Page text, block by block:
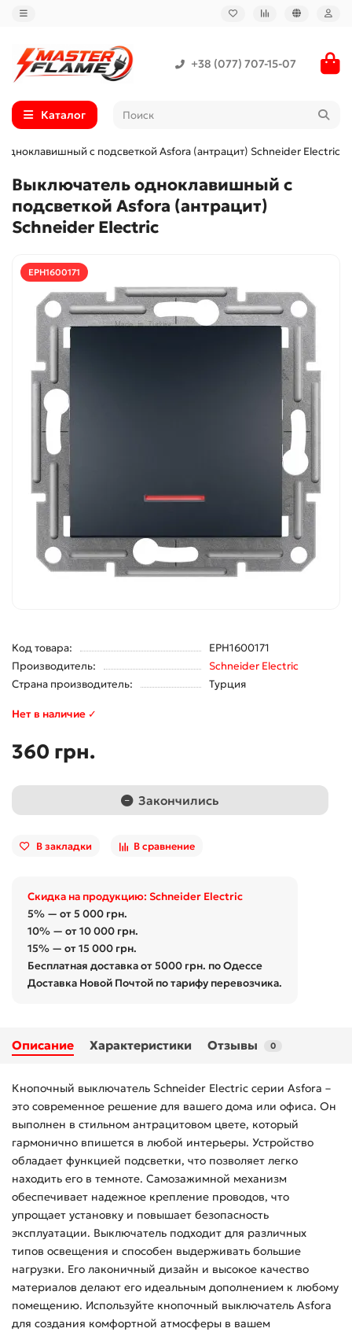
+38 (077) 707-15-07
Каталог
с подсветкой Asfora (антрацит) Schneider Electric
Выключатель одноклавишный с
подсветкой Asfora (антрацит)
Schneider Electric
EPH1600171
Код товара:
EPH1600171
Производитель:
Schneider Electric
Страна производитель:
Турция
Нет в наличие ✓
360 грн.
Закончились
В закладки В сравнение
Скидка на продукцию: Schneider Electric
5% — от 5 000 грн.
10% — от 10 000 грн.
15% — от 15 000 грн.
Бесплатная доставка от 5000 грн. по Одессе
Доставка Новой Почтой по тарифу перевозчика.
Описание Характеристики Отзывы 0
Кнопочный выключатель Schneider Electric серии Asfora –
это современное решение для вашего дома или офиса. Он
выполнен в стильном антрацитовом цвете, который
гармонично впишется в любой интерьеры. Устройство
обладает функцией подсветки, что позволяет легко
находить его в темноте. Самозажимной механизм
обеспечивает надежное крепление проводов, что
упрощает установку и повышает безопасность
эксплуатации. Выключатель подходит для различных
типов освещения и способен выдерживать большие
нагрузки. Его лаконичный дизайн и высокое качество
материалов делают его идеальным дополнением к любому
помещению. Используйте кнопочный выключатель Asfora
для создания комфортной атмосферы в вашем